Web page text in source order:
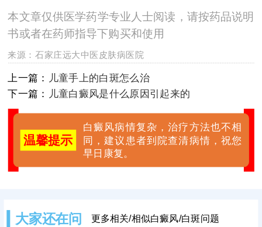
本文章仅供医学药学专业人士阅读，请按药品说明
书或者在药师指导下购买和使用
来源：石家庄远大中医皮肤病医院
上一篇：
儿童手上的白斑怎么治
下一篇：
儿童白癜风是什么原因引起来的
温馨提示
白癜风病情复杂，治疗方法也不相
同，建议患者到院查清病情，祝您
早日康复。
大家还在问 更多相关/相似白癜风/白斑问题